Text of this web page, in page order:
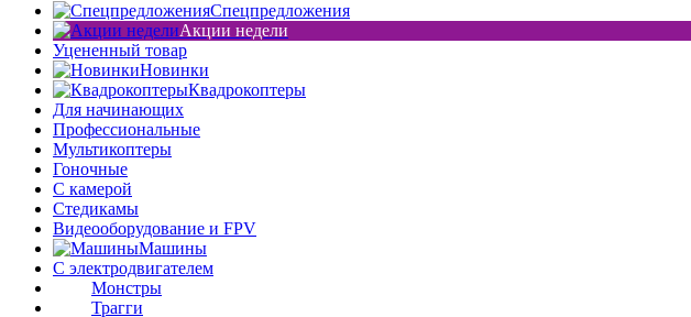
Спецпредложения
Акции недели
Уцененный товар
Новинки
Квадрокоптеры
Для начинающих
Профессиональные
Мультикоптеры
Гоночные
C камерой
Стедикамы
Видеооборудование и FPV
Машины
С электродвигателем
Монстры
Трагги